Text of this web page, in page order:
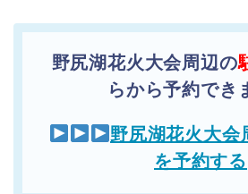
野尻湖花火大会周辺の
らから予約でき
野尻湖花火大会
を予約する